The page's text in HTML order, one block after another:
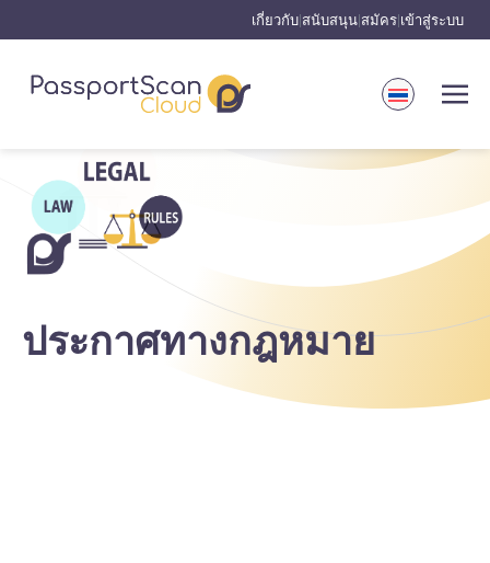
เกี่ยวกับ สนับสนุน สมัคร เข้าสู่ระบบ
ประกาศทางกฎหมาย